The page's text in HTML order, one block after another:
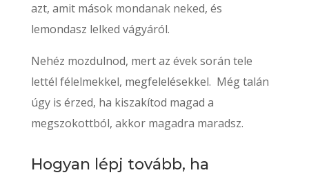
azt, amit mások mondanak neked, és
lemondasz lelked vágyáról.
Nehéz mozdulnod, mert az évek során tele
lettél félelmekkel, megfelelésekkel. Még talán
úgy is érzed, ha kiszakítod magad a
megszokottból, akkor magadra maradsz.
Hogyan lépj tovább, ha